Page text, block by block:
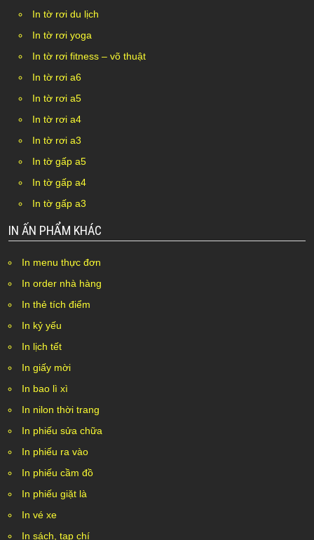
In tờ rơi du lịch
In tờ rơi yoga
In tờ rơi fitness – võ thuật
In tờ rơi a6
In tờ rơi a5
In tờ rơi a4
In tờ rơi a3
In tờ gấp a5
In tờ gấp a4
In tờ gấp a3
IN ẤN PHẨM KHÁC
In menu thực đơn
In order nhà hàng
In thẻ tích điểm
In kỷ yếu
In lịch tết
In giấy mời
In bao lì xì
In nilon thời trang
In phiếu sửa chữa
In phiếu ra vào
In phiếu cầm đồ
In phiếu giặt là
In vé xe
In sách, tạp chí